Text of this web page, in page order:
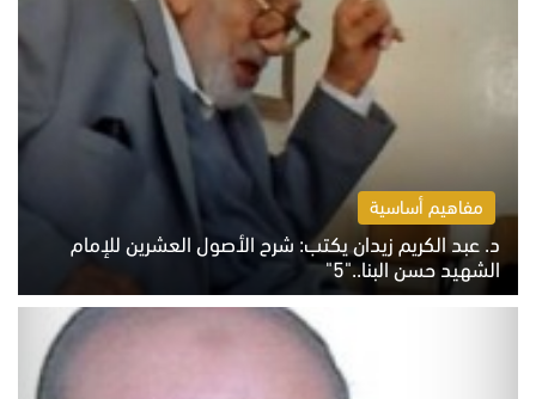
مفاهيم أساسية
د. عبد الكريم زيدان يكتب: شرح الأصول العشرين للإمام
الشهيد حسن البنا.."5"
السبت 8 أغسطس 2026 10:46 ص